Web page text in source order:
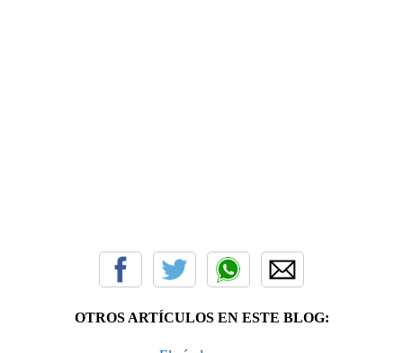
OTROS ARTÍCULOS EN ESTE BLOG: